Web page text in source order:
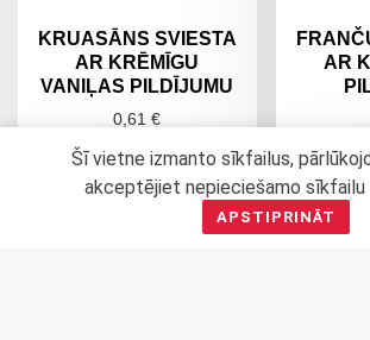
KRUASĀNS SVIESTA
AR KRĒMĪGU
VANIĻAS PILDĪJUMU
0,61€
GROZAM
AR
Šī vietne izmanto sīkfailus,
akceptējiet nepieciešamo sīkfailu
APSTIPRINĀT